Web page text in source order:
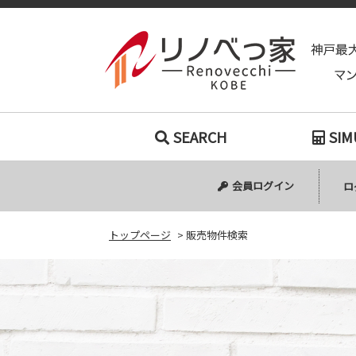
SEARCH
会員ログイン
トップページ > 販売物件検索